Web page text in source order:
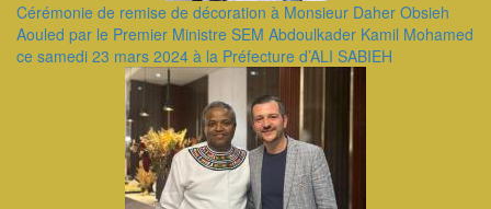
Cérémonie de remise de décoration à Monsieur Daher Obsieh
Aouled par le Premier Ministre SEM Abdoulkader Kamil Mohamed
ce samedi 23 mars 2024 à la Préfecture d’ALI SABIEH